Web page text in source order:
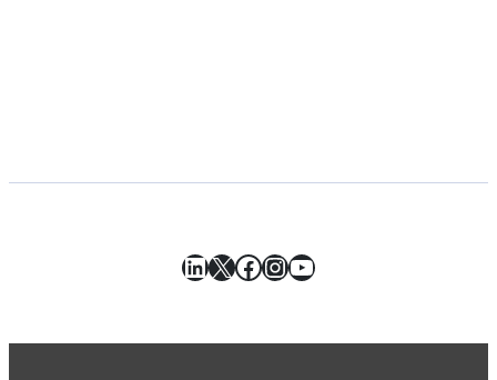
LinkedIn
X Facebook
Instagram
YouTube